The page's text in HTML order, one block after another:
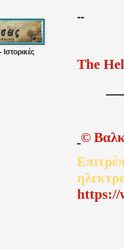
--
The
©
https://